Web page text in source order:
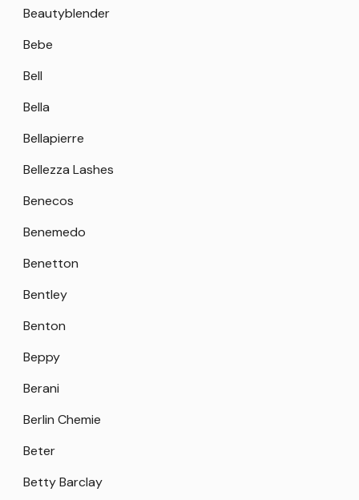
Beautyblender
Bebe
Bell
Bella
Bellapierre
Bellezza Lashes
Benecos
Benemedo
Benetton
Bentley
Benton
Beppy
Berani
Berlin Chemie
Beter
Betty Barclay